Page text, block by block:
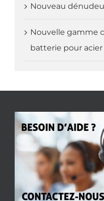
Nouveau
Nouvelle gamme
batterie pour acier